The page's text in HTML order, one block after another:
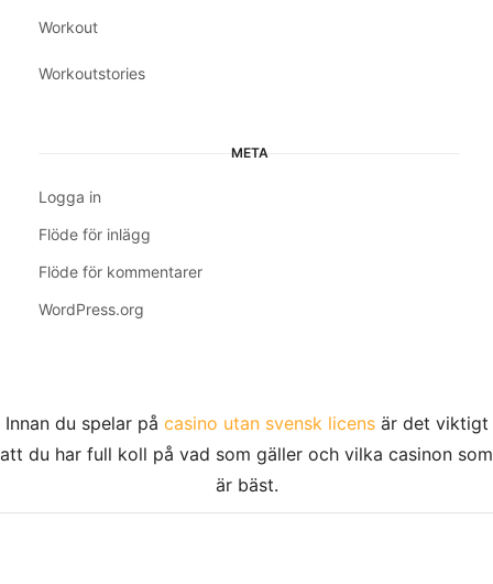
Workout
Workoutstories
META
Logga in
Flöde för inlägg
Flöde för kommentarer
WordPress.org
Innan du spelar på casino utan svensk licensär det viktigt
att du har full koll på vad som gäller och vilka casinon som
är bäst.